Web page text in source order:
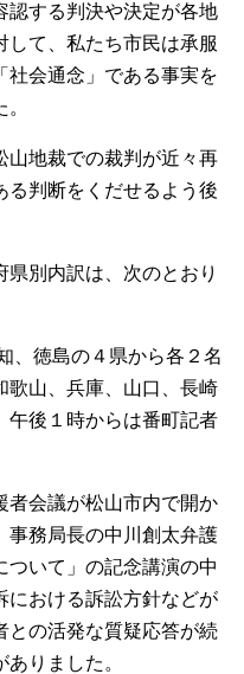
する判決や決定が各地
して、私たち市民は承服
社会通念」である事実を
地裁での裁判が近々再
る判断をくだせるよう後
別内訳は、次のとおり
、徳島の４県から各２名
歌山、兵庫、山口、長崎
午後１時からは番町記者
会議が松山市内で開か
事務局長の中川創太弁護
ついて」の記念講演の中
における訴訟方針などが
との活発な質疑応答が続
りました。